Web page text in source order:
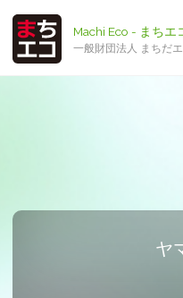
Machi Eco - まちエ
一般財団法人 まちだ
ヤ